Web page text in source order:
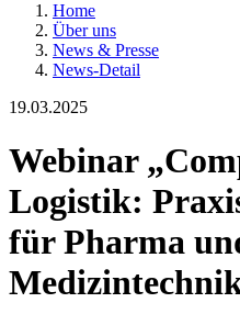
Home
Über uns
News & Presse
News-Detail
19.03.2025
Webinar
Logistik:
für Pharma